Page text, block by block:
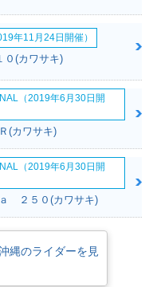
年11月24日開催）
０(カワサキ)
（2019年6月30日開
(カワサキ)
（2019年6月30日開
２５０(カワサキ)
縄のライダーを見